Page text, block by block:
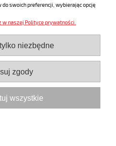
KONTO
swoich preferencji, wybierając opcję
naszej Polityce prywatności.
niezbędne
zgody
wszystkie